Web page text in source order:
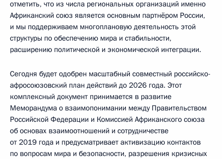
отметить, что из числа региональных организаций именно
Африканский союз является основным партнёром России,
и мы поддерживаем многоплановую деятельность этой
структуры по обеспечению мира и стабильности,
расширению политической и экономической интеграции.
Сегодня будет одобрен масштабный совместный российско-
афросоюзовский план действий до 2026 года. Этот
комплексный документ принимается в развитие
Меморандума о взаимопонимании между Правительством
Российской Федерации и Комиссией Африканского союза
об основах взаимоотношений и сотрудничестве
от 2019 года и предусматривает активизацию контактов
по вопросам мира и безопасности, разрешения кризисных